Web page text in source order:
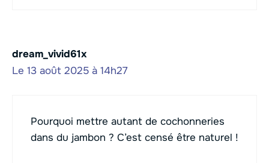
dream_vivid61x
Le 13 août 2025 à 14h27
Pourquoi mettre autant de cochonneries
dans du jambon ? C’est censé être naturel !